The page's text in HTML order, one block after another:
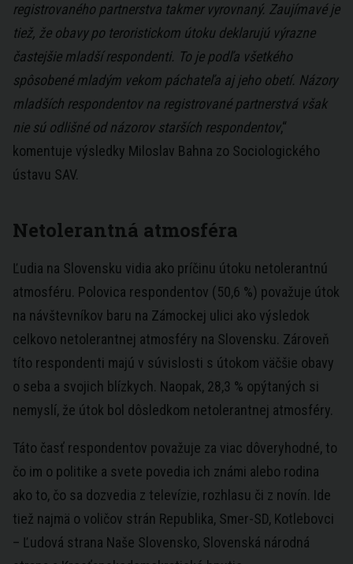
registrovaného partnerstva takmer vyrovnaný. Zaujímavé je
tiež, že obavy po teroristickom útoku deklarujú výrazne
častejšie mladší respondenti. To je podľa všetkého
spôsobené mladým vekom páchateľa aj jeho obetí. Názory
mladších respondentov na registrované partnerstvá však
nie sú odlišné od názorov starších respondentov,“
komentuje výsledky Miloslav Bahna zo Sociologického
ústavu SAV.
Netolerantná atmosféra
Ľudia na Slovensku vidia ako príčinu útoku netolerantnú
atmosféru. Polovica respondentov (50,6 %) považuje útok
na návštevníkov baru na Zámockej ulici ako výsledok
celkovo netolerantnej atmosféry na Slovensku. Zároveň
títo respondenti majú v súvislosti s útokom väčšie obavy
o seba a svojich blízkych. Naopak, 28,3 % opýtaných si
nemyslí, že útok bol dôsledkom netolerantnej atmosféry.
Táto časť respondentov považuje za viac dôveryhodné, to
čo im o politike a svete povedia ich známi alebo rodina
ako to, čo sa dozvedia z televízie, rozhlasu či z novín. Ide
tiež najmä o voličov strán Republika, Smer-SD, Kotlebovci
– Ľudová strana Naše Slovensko, Slovenská národná